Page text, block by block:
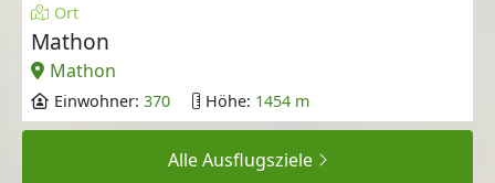
Ort
Mathon
Mathon
Einwohner: 370 Höhe: 1454 m
Alle Ausflugsziele